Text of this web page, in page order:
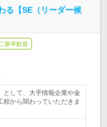
る【SE（リーダー候
新卒歓迎
として、大手情報企業や金
から関わっていただきま